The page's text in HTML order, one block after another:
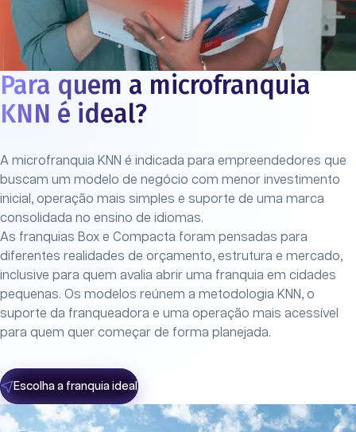
Para quem a microfranquia
KNN é ideal?
A microfranquia KNN é indicada para empreendedores que
buscam um modelo de negócio com menor investimento
inicial , operação mais simples e suporte de uma marca
consolidada no ensino de idiomas.
As franquias Box e Compacta foram pensadas para
diferentes realidades de orçamento, estrutura e mercado,
inclusive para quem avalia abrir uma franquia em cidades
pequenas. Os modelos reúnem a metodologia KNN, o
suporte da franqueadora e uma operação mais acessível
para quem quer começar de forma planejada.
Escolha a franquia ideal